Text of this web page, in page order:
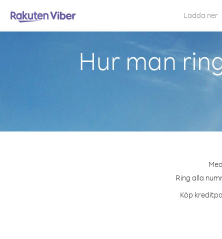
Ladda ner
Hur man
Ring alla
Köp